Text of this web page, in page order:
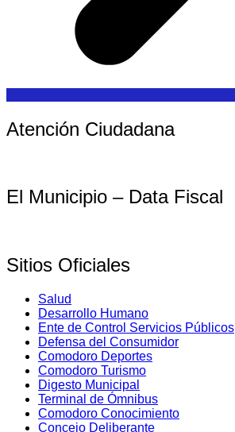
Atención Ciudadana
El Municipio – Data Fiscal
Sitios Oficiales
Salud
Desarrollo Humano
Ente de Control Servicios Públicos
Defensa del Consumidor
Comodoro Deportes
Comodoro Turismo
Digesto Municipal
Terminal de Ómnibus
Comodoro Conocimiento
Concejo Deliberante